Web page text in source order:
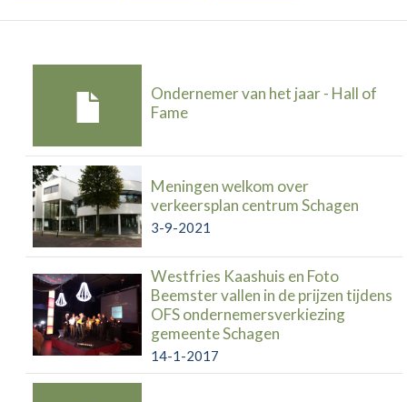
Ondernemer van het jaar - Hall of
Fame
Meningen welkom over
verkeersplan centrum Schagen
3-9-2021
Westfries Kaashuis en Foto
Beemster vallen in de prijzen tijdens
OFS ondernemersverkiezing
gemeente Schagen
14-1-2017